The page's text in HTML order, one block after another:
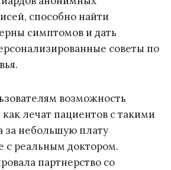
способно найти
симптомов и дать
советы по
возможность
как лечат пациентов с такими
небольшую плату
с реальным доктором.
партнерство со